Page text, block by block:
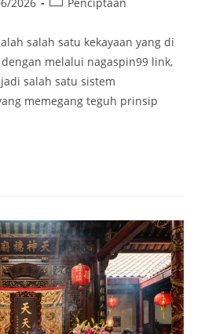
2026 Penciptaan
salah satu kekayaan yang di
melalui nagaspin99 link,
salah satu sistem
memegang teguh prinsip